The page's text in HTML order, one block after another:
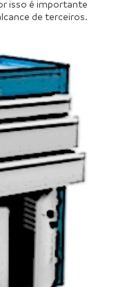
isso é importante
de terceiros.